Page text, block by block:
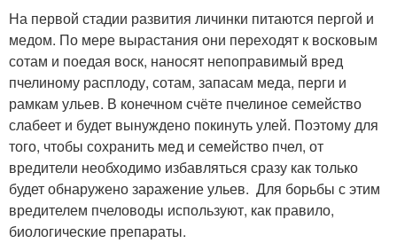
На первой стадии развития личинки питаются пергой и
медом. По мере вырастания они переходят к восковым
сотам и поедая воск, наносят непоправимый вред
пчелиному расплоду, сотам, запасам меда, перги и
рамкам ульев. В конечном счёте пчелиное семейство
слабеет и будет вынуждено покинуть улей. Поэтому для
того, чтобы сохранить мед и семейство пчел, от
вредители необходимо избавляться сразу как только
будет обнаружено заражение ульев. Для борьбы с этим
вредителем пчеловоды используют, как правило,
биологические препараты.